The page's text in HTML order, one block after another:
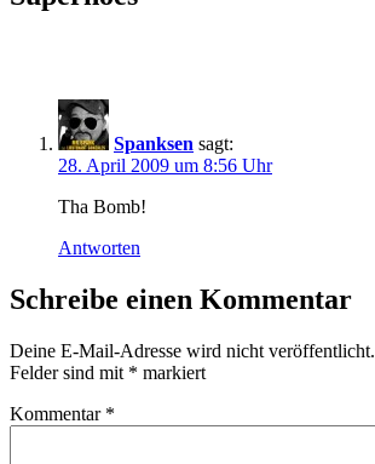
Spanksen sagt:
28. April 2009 um 8:56 Uhr
Tha Bomb!
Antworten
Schreibe einen Kommentar
Deine E-Mail-Adresse wird nicht veröffentlicht.
Felder sind mit * markiert
Kommentar *